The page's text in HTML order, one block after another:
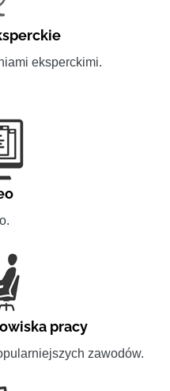
eksperckimi.
pracy
zawodów.